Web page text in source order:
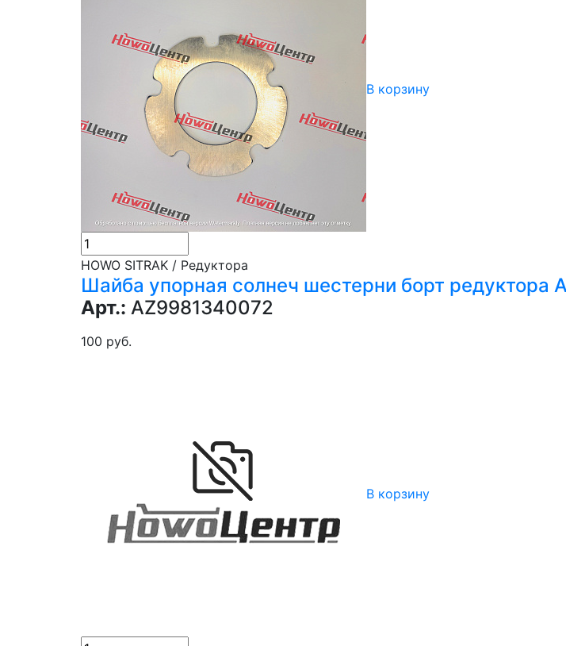
В корзину
HOWO SITRAK / Редуктора
Шайба упорная солнеч шестерни борт редуктора
Арт.: AZ9981340072
100 руб.
В корзину